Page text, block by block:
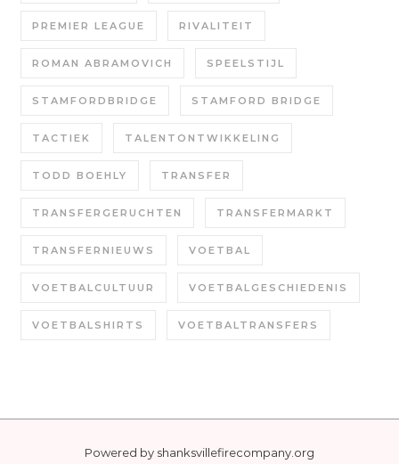
PREMIER LEAGUE RIVALITEIT
ROMAN ABRAMOVICH SPEELSTIJL
STAMFORDBRIDGE STAMFORD BRIDGE
TACTIEK TALENTONTWIKKELING
TODD BOEHLY TRANSFER
TRANSFERGERUCHTEN TRANSFERMARKT
TRANSFERNIEUWS VOETBAL
VOETBALCULTUUR VOETBALGESCHIEDENIS
VOETBALSHIRTS VOETBALTRANSFERS
Powered by shanksvillefirecompany.org